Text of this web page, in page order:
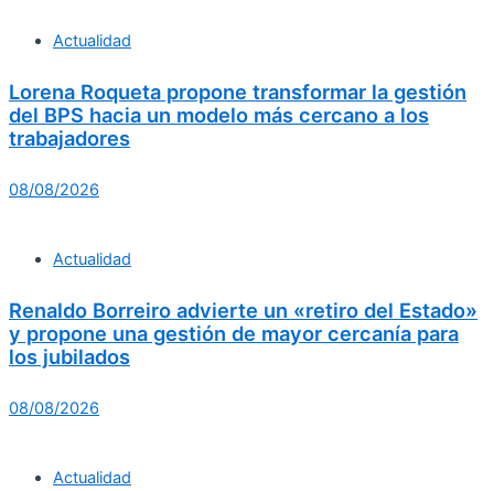
Actualidad
Lorena Roqueta propone transformar la gestión
del BPS hacia un modelo más cercano a los
trabajadores
08/08/2026
Actualidad
Renaldo Borreiro advierte un «retiro del Estado»
y propone una gestión de mayor cercanía para
los jubilados
08/08/2026
Actualidad